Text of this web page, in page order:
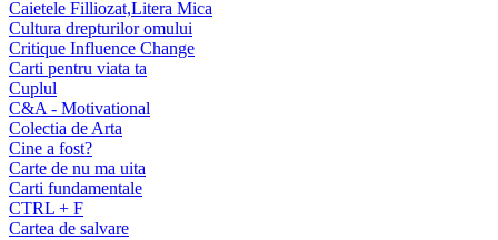
Caietele Filliozat,Litera Mica
Cultura drepturilor omului
Critique Influence Change
Carti pentru viata ta
Cuplul
C&A - Motivational
Colectia de Arta
Cine a fost?
Carte de nu ma uita
Carti fundamentale
CTRL + F
Cartea de salvare